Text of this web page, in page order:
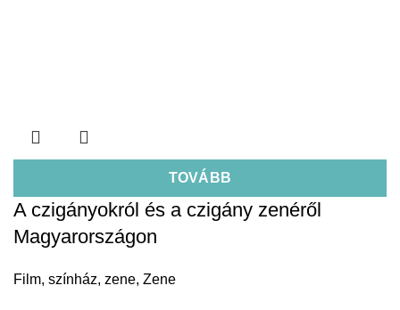
TOVÁBB
A czigányokról és a czigány zenéről
Magyarországon
Film, színház, zene, Zene